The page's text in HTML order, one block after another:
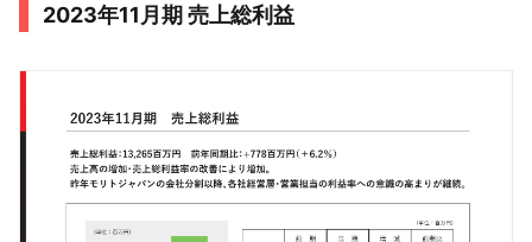
2023年11月期 売上総利益